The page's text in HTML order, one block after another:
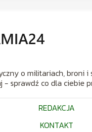
o militariach, broni i
- sprawdź co dla ciebie
REDAKCJA
KONTAKT